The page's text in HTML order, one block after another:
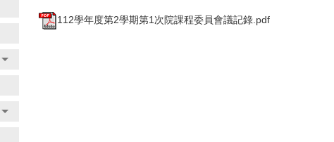
112學年度第2學期第1次院課程委員會議記錄.pdf